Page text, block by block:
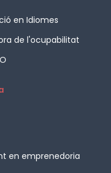
en Idiomes
de l'ocupabilitat
en emprenedoria